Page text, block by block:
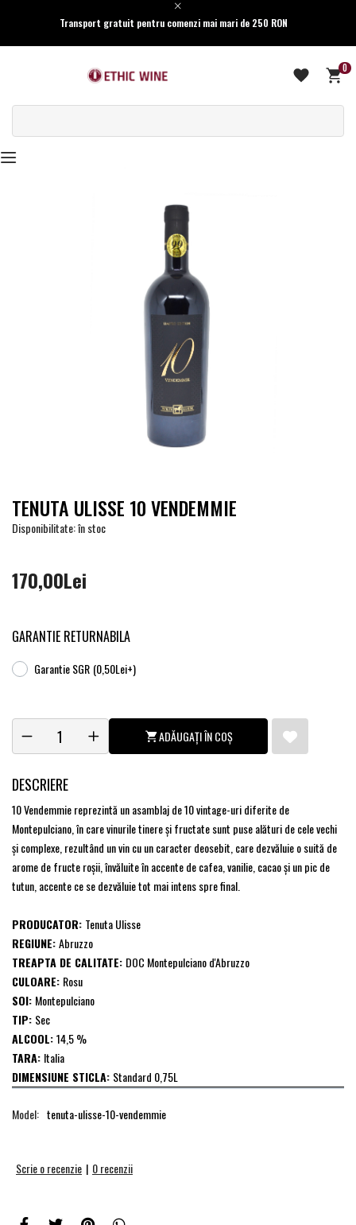
Transport gratuit pentru comenzi mai mari de 250 RON
0
TENUTA ULISSE 10 VENDEMMIE
Disponibilitate: în stoc
170,00Lei
GARANTIE RETURNABILA
Garantie SGR (0,50Lei+)
ADĂUGAȚI ÎN COȘ
DESCRIERE
10 Vendemmie reprezintă un asamblaj de 10 vintage-uri diferite de
Montepulciano, în care vinurile tinere şi fructate sunt puse alături de cele vechi
şi complexe, rezultând un vin cu un caracter deosebit, care dezvăluie o suită de
arome de fructe roşii, învăluite în accente de cafea, vanilie, cacao şi un pic de
tutun, accente ce se dezvăluie tot mai intens spre final.
PRODUCATOR: Tenuta Ulisse
REGIUNE:Abruzzo
TREAPTA DE CALITATE: DOC Montepulciano d'Abruzzo
CULOARE: Rosu
SOI: Montepulciano
TIP: Sec
ALCOOL:14,5 %
TARA: Italia
DIMENSIUNE STICLA: Standard 0,75L
Model: tenuta-ulisse-10-vendemmie
Scrie o recenzie | 0 recenzii